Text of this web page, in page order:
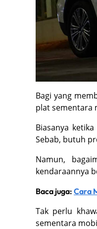
Bagi yang
plat sementara
Biasanya
Sebab, butuh
Namun,
kendaraannya
Baca juga: Cara
Tak perlu
sementara